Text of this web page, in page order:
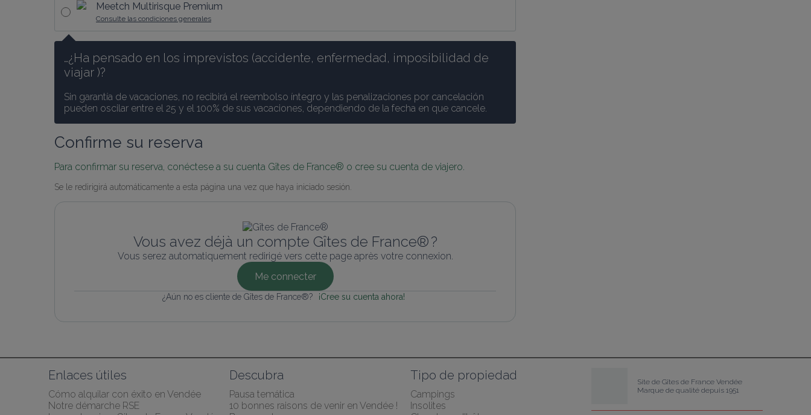
Meetch Multirisque Premium
Consulte las condiciones generales
…¿Ha pensado en los imprevistos (accidente, enfermedad, imposibilidad de
viajar )?
Sin garantía de vacaciones, no recibirá el reembolso íntegro y las penalizaciones por cancelación
pueden oscilar entre el 25 y el 100% de sus vacaciones, dependiendo de la fecha en que cancele.
Confirme su reserva
Para confirmar su reserva, conéctese a su cuenta Gîtes de France® o cree su cuenta de viajero.
Se le redirigirá automáticamente a esta página una vez que haya iniciado sesión.
Vous avez déjà un compte Gîtes de France® ?
Vous serez automatiquement redirigé vers cette page après votre connexion.
Me connecter
¿Aún no es cliente de Gîtes de France®? ¡Cree su cuenta ahora!
Enlaces útiles
Cómo alquilar con éxito en Vendée
Notre démarche RSE
Descubra
Pausa temática
10 bonnes raisons de venir en Vendée !
Tipo de propiedad
Campings
Insolites
Site de Gîtes de France Vendée
Marque de qualité depuis 1951